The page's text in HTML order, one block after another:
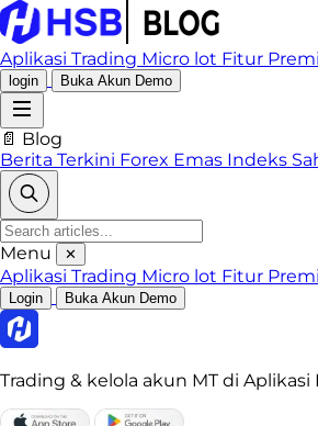
Aplikasi Trading Micro lot Fitur
login Buka Akun Demo
📄 Blog
Berita Terkini Forex Emas Indeks
Menu ✕
Aplikasi Trading Micro lot Fitur
Login Buka Akun Demo
Trading & kelola akun MT di Aplikasi